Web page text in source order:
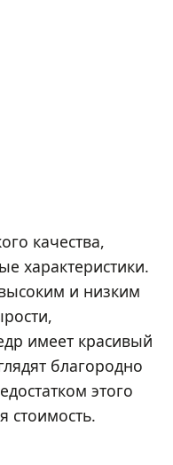
качества,
характеристики.
и низким
имеет красивый
благородно
этого
стоимость.